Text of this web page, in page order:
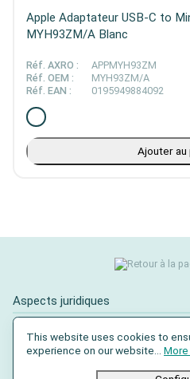
Apple Adaptateur USB-C to
MYH93ZM/A Blanc
Réf. AXRO :
APPMYH93ZM
Réf. OEM :
MYH93ZM/A
Réf. EAN :
0195949884092
Ajouter au
Aspects juridiques
Contact
This website uses cookies to
experience on our website...